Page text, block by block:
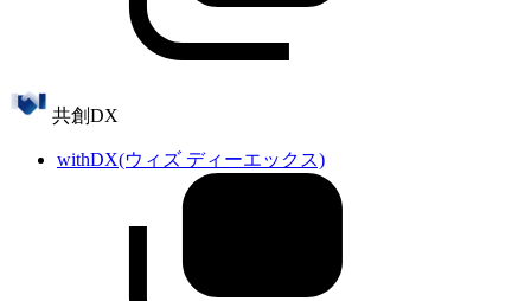
共創DX
withDX(ウィズ ディーエックス)